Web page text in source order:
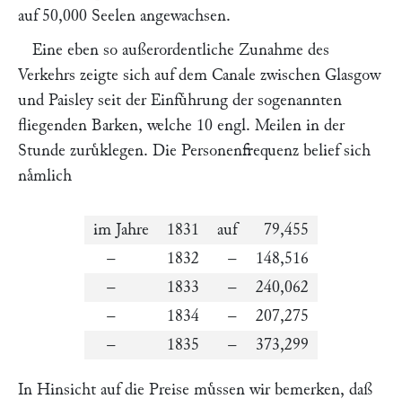
auf 50,000 Seelen angewachsen.
Eine eben so außerordentliche Zunahme des
Verkehrs zeigte sich auf dem Canale zwischen Glasgow
und Paisley seit der Einfuͤhrung der sogenannten
fliegenden Barken, welche 10 engl. Meilen in der
Stunde zuruͤklegen. Die Personenfrequenz belief sich
naͤmlich
im Jahre 1831 auf
79,455
–
1832 –
148,516
–
1833 –
240,062
–
1834 –
207,275
–
1835 – 373,299
In Hinsicht auf die Preise muͤssen wir bemerken, daß